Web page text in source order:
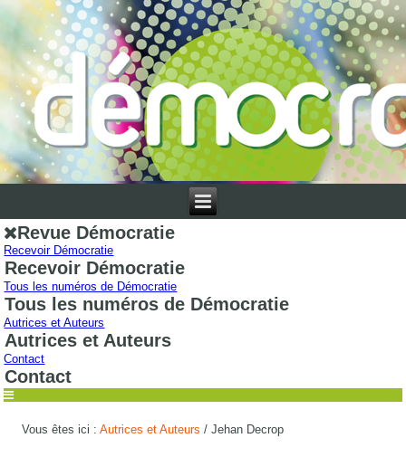
Revue Démocratie
Recevoir Démocratie
Recevoir Démocratie
Tous les numéros de Démocratie
Tous les numéros de Démocratie
Autrices et Auteurs
Autrices et Auteurs
Contact
Contact
Vous êtes ici :Autrices et Auteurs /Jehan Decrop